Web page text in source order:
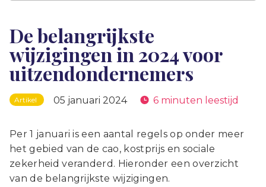
De belangrijkste
wijzigingen in 2024 voor
uitzendondernemers
Artikel 05 januari 2024 6 minuten leestijd
Per 1 januari is een aantal regels op onder meer
het gebied van de cao, kostprijs en sociale
zekerheid veranderd. Hieronder een overzicht
van de belangrijkste wijzigingen.